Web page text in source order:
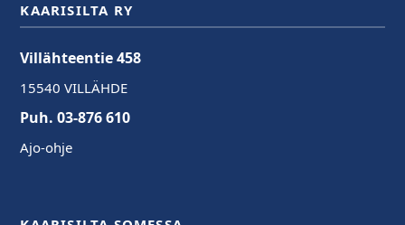
KAARISILTA RY
Villähteentie 458
15540 VILLÄHDE
Puh. 03-876 610
Ajo-ohje